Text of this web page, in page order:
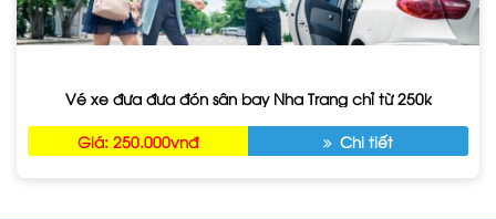
Vé xe đưa đưa đón sân bay Nha Trang chỉ từ 250k
Giá: 250.000vnđ Chi tiết